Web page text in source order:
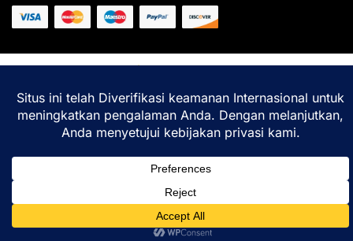
Lacak
Moerahnie.com
pengalaman belanja terbaik Anda.